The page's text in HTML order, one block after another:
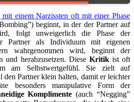
mit einem Narzissten oft mit einer Phase
beginnt, in der der Partner auf
folgt unweigerlich die Phase der
Partner als Individuum mit eigenen
wahrgenommen wird, beginnt der
und herabzusetzen. Diese Kritikist oft
am Selbstwertgefühl. Sie zielt auf
den Partner klein halten, damit er leichter
besonders manipulative Form der
Komplimente (auch “Negging”